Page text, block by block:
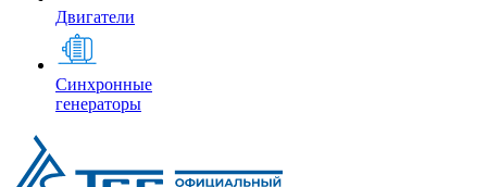
Двигатели
Синхронные
генераторы